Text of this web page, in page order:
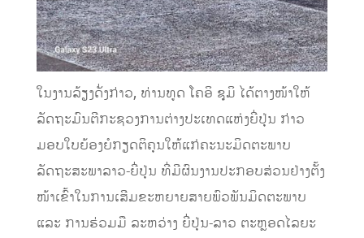
ໃນງານລ້ຽງດັ່ງກ່າວ, ທ່ານທູດ ໂຄອິ ຊຸມິ ໄດ້ຕາງໜ້າໃຫ້
ລັດຖະມົນຕີກະຊວງການຕ່າງປະເທດແຫ່ງຍີ່ປຸ່ນ ກ່າວ
ມອບໃບຍ້ອງຍໍກຽດຕິຄຸນໃຫ້ແກ່ຄະນະມິດຕະພາບ
ລັດຖະສະພາລາວ-ຍີ່ປຸ່ນ ທີ່ມີຜົນງານປະກອບສ່ວນຢ່າງຕັ້ງ
ໜ້າເຂົ້າໃນການເສີມຂະຫຍາຍສາຍພົວພັນມິດຕະພາບ
ແລະ ການຮ່ວມມື ລະຫວ່າງ ຍີ່ປຸ່ນ-ລາວ ຕະຫຼອດໄລຍະ